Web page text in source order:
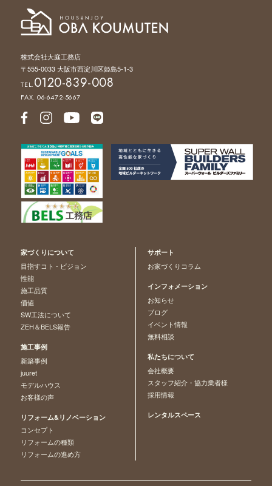
株式会社大庭工務店
〒555-0033 大阪市西淀川区姫島5-1-3
TEL.0120-839-008
FAX. 06-6472-5667
家づくりについて
目指すコト - ビジョン
性能
施工品質
価値
SW工法について
ZEH＆BELS報告
施工事例
新築事例
juuret
モデルハウス
お客様の声
リフォーム&リノベーション
コンセプト
リフォームの種類
リフォームの進め方
サポート
お家づくりコラム
インフォメーション
お知らせ
ブログ
イベント情報
無料相談
私たちについて
会社概要
スタッフ紹介・協力業者様
採用情報
レンタルスペース